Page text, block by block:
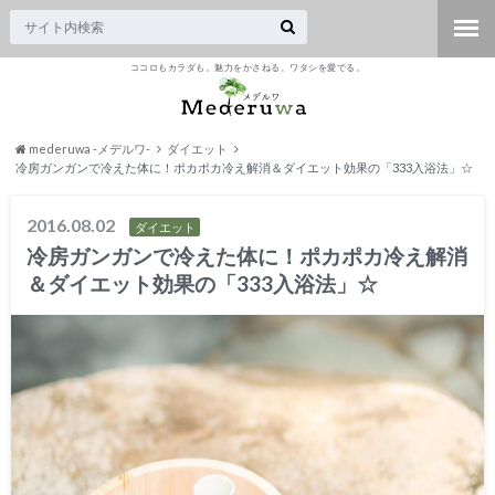
ココロもカラダも。魅力をかさねる。ワタシを愛でる。
mederuwa -メデルワ-
ダイエット
冷房ガンガンで冷えた体に！ポカポカ冷え解消＆ダイエット効果の「333入浴法」☆
2016.08.02 ダイエット
冷房ガンガンで冷えた体に！ポカポカ冷え解消
＆ダイエット効果の「333入浴法」☆